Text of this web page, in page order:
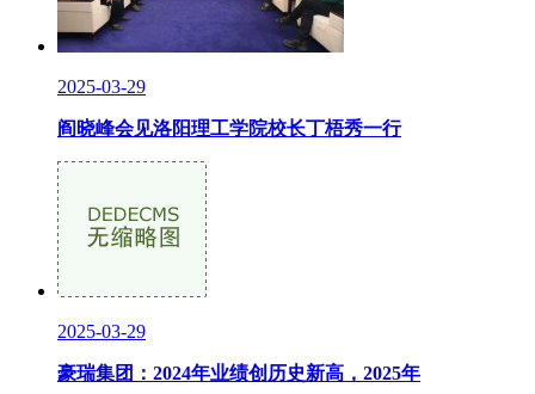
2025-03-29
阎晓峰会见洛阳理工学院校长丁梧秀一行
2025-03-29
豪瑞集团：2024年业绩创历史新高，2025年